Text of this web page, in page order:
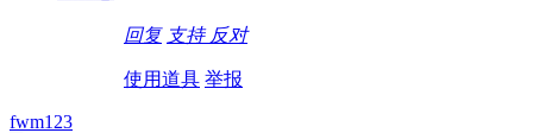
回复 支持 反对
使用道具 举报
fwm123